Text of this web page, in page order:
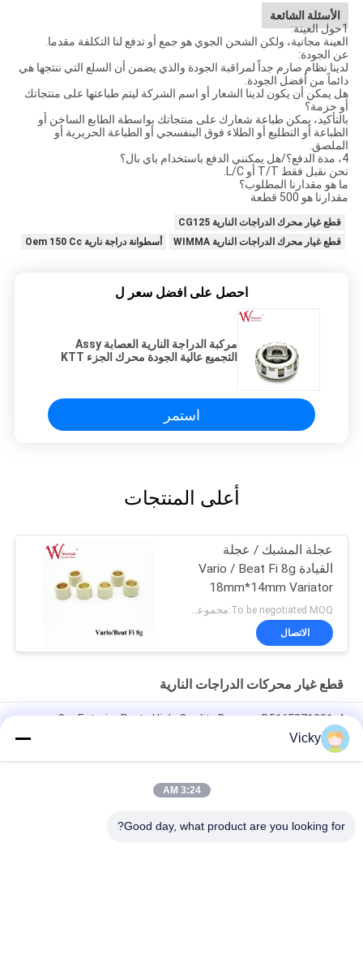
الأسئلة الشائعة
1حول العينة:
العينة مجانية، ولكن الشحن الجوي هو جمع أو تدفع لنا التكلفة مقدما.
عن الجودة:
لدينا نظام صارم جداً لمراقبة الجودة والذي يضمن أن السلع التي ننتجها هي
دائماً من أفضل الجودة.
هل يمكن أن يكون لدينا الشعار أو اسم الشركة ليتم طباعتها على منتجاتك
أو حزمة؟
بالتأكيد، يمكن طباعة شعارك على منتجاتك بواسطة الطابع الساخن أو
الطباعة أو التطليع أو الطلاء فوق البنفسجي أو الطباعة الحريرية أو
الملصق.
4، مدة الدفع؟/هل يمكنني الدفع باستخدام باي بال؟
نحن نقبل فقط T/T أو L/C.
ما هو مقدارنا المطلوب؟
مقدارنا هو 500 قطعة
قطع غيار محرك الدراجات النارية CG125
قطع غيار محرك الدراجات النارية WIMMA
أسطوانة دراجة نارية Oem 150 Cc
احصل على افضل سعر ل
مركبة الدراجة النارية العصابة Assy
التجميع عالية الجودة محرك الجزء KTT
استمر
أعلى المنتجات
عجلة المشبك / عجلة
القيادة Vario / Beat Fi 8g
18mm*14mm Variator
المطاط والسبائك
To be negotiated MOQ:مجموعات 500
الاتصال
قطع غيار محركات الدراجات النارية
Car Exterior Parts High-Quality Bumper B516F271301-4
CHANAN OSHAN​ Z6 Starry White
محرك بداية هوندا EX5 قطع غيار محرك دراجة نارية رخيصة بالجملة مع
Vicky
3:24 AM
Good day, what product are you looking for?